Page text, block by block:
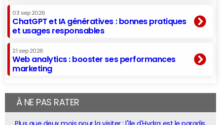
03 sep 2026
ChatGPT et IA génératives : bonnes pratiques
et usages responsables
21 sep 2026
Web analytics : booster ses performances
marketing
À NE PAS RATER
Plus que deux mois pour la visiter : l'île d'Hydra est le paradis